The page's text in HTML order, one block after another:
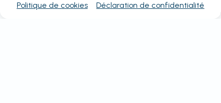
Politique de cookies Déclaration de confidentialité